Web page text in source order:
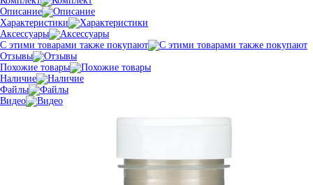
Описание
Характеристики
Аксессуары
С этими товарами также покупают
Отзывы
Похожие товары
Наличие
Файлы
Видео